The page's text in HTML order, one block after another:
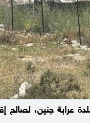
عرابة جنين، لصالح